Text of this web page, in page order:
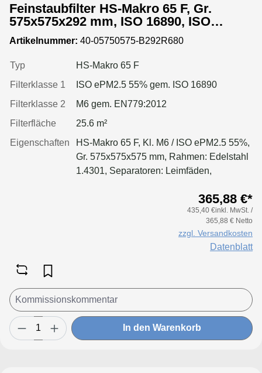
Feinstaubfilter HS-Makro 65 F, Gr.
575x575x292 mm, ISO 16890, ISO
ePM2.5 55%, Rahmen: Edelstahl 1.4301,
Dichtung: einseitig, geschäumt
Artikelnummer: 40-05750575-B292R680
Typ
HS-Makro 65 F
Filterklasse 1
ISO ePM2.5 55% gem. ISO 16890
Filterklasse 2
M6 gem. EN779:2012
Filterfläche
25.6 m²
Eigenschaften
HS-Makro 65 F, Kl. M6 / ISO ePM2.5 55%,
Gr. 575x575x575 mm, Rahmen: Edelstahl
1.4301, Separatoren: Leimfäden,
für größere Luftmenge, geringeren
Druckverlust & Standzeitvorteil
365,88 €*
435,40 €inkl. MwSt. /
365,88 € Netto
zzgl. Versandkosten
Datenblatt
In den Warenkorb